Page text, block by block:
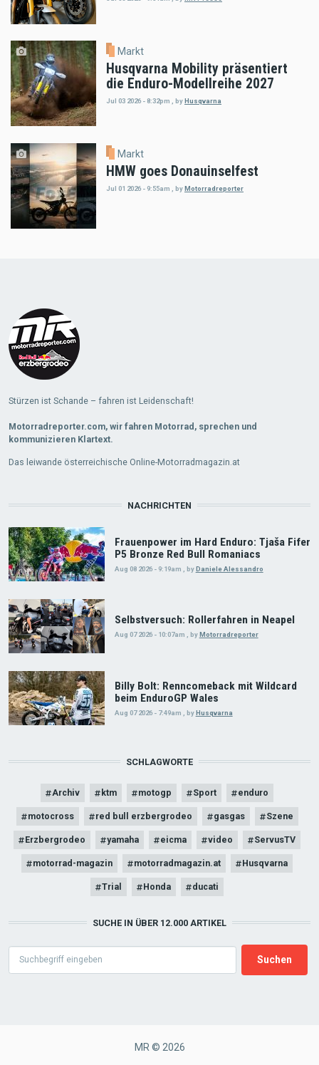
Markt
Husqvarna Mobility präsentiert
die Enduro-Modellreihe 2027
Jul 03 2026 - 8:32pm byHusqvarna
Markt
HMW goes Donauinselfest
Jul 01 2026 - 9:55am byMotorradreporter
Stürzen ist Schande – fahren ist Leidenschaft!
Motorradreporter.com, wir fahren Motorrad, sprechen und
kommunizieren Klartext.
Das leiwande österreichische Online-Motorradmagazin.at
NACHRICHTEN
Frauenpower im Hard Enduro: Tjaša Fifer
P5 Bronze Red Bull Romaniacs
Aug 08 2026 - 9:19am byDaniele Alessandro
Selbstversuch: Rollerfahren in Neapel
Aug 07 2026 - 10:07am , by Motorradreporter
Billy Bolt: Renncomeback mit Wildcard
beim EnduroGP Wales
Aug 07 2026 - 7:49am byHusqvarna
SCHLAGWORTE
Archiv ktm motogp Sport enduro
motocross red bull erzbergrodeo gasgas Szene
Erzbergrodeo yamaha eicma video ServusTV
motorrad-magazin motorradmagazin.at Husqvarna
Trial Honda ducati
SUCHE IN ÜBER 12.000 ARTIKEL
MR © 2026